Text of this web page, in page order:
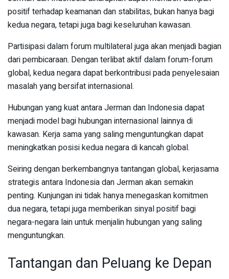
positif terhadap keamanan dan stabilitas, bukan hanya bagi
kedua negara, tetapi juga bagi keseluruhan kawasan.
Partisipasi dalam forum multilateral juga akan menjadi bagian
dari pembicaraan. Dengan terlibat aktif dalam forum-forum
global, kedua negara dapat berkontribusi pada penyelesaian
masalah yang bersifat internasional.
Hubungan yang kuat antara Jerman dan Indonesia dapat
menjadi model bagi hubungan internasional lainnya di
kawasan. Kerja sama yang saling menguntungkan dapat
meningkatkan posisi kedua negara di kancah global.
Seiring dengan berkembangnya tantangan global, kerjasama
strategis antara Indonesia dan Jerman akan semakin
penting. Kunjungan ini tidak hanya menegaskan komitmen
dua negara, tetapi juga memberikan sinyal positif bagi
negara-negara lain untuk menjalin hubungan yang saling
menguntungkan.
Tantangan dan Peluang ke Depan